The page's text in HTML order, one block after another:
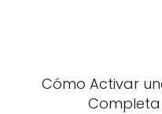
Cómo Activar
Completa